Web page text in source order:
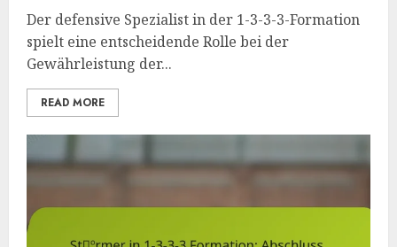
Der defensive Spezialist in der 1-3-3-3-Formation
spielt eine entscheidende Rolle bei der
Gewährleistung der...
READ MORE